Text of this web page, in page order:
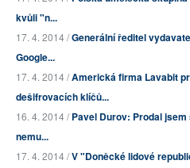
kvůli "n...
17. 4. 2014 /Generální ředitel
Google...
17. 4. 2014 /Americká firma Lavabit
dešifrovacích klíčů...
16. 4. 2014 /Pavel Durov: Prodal
nemu...
17. 4. 2014 /V "Doněcké lidové